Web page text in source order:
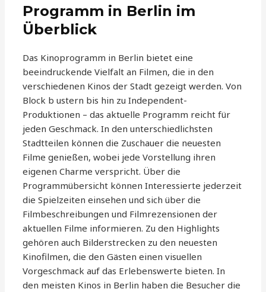
Programm in Berlin im
Überblick
Das Kinoprogramm in Berlin bietet eine
beeindruckende Vielfalt an Filmen, die in den
verschiedenen Kinos der Stadt gezeigt werden. Von
Block b ustern bis hin zu Independent-
Produktionen – das aktuelle Programm reicht für
jeden Geschmack. In den unterschiedlichsten
Stadtteilen können die Zuschauer die neuesten
Filme genießen, wobei jede Vorstellung ihren
eigenen Charme verspricht. Über die
Programmübersicht können Interessierte jederzeit
die Spielzeiten einsehen und sich über die
Filmbeschreibungen und Filmrezensionen der
aktuellen Filme informieren. Zu den Highlights
gehören auch Bilderstrecken zu den neuesten
Kinofilmen, die den Gästen einen visuellen
Vorgeschmack auf das Erlebenswerte bieten. In
den meisten Kinos in Berlin haben die Besucher die